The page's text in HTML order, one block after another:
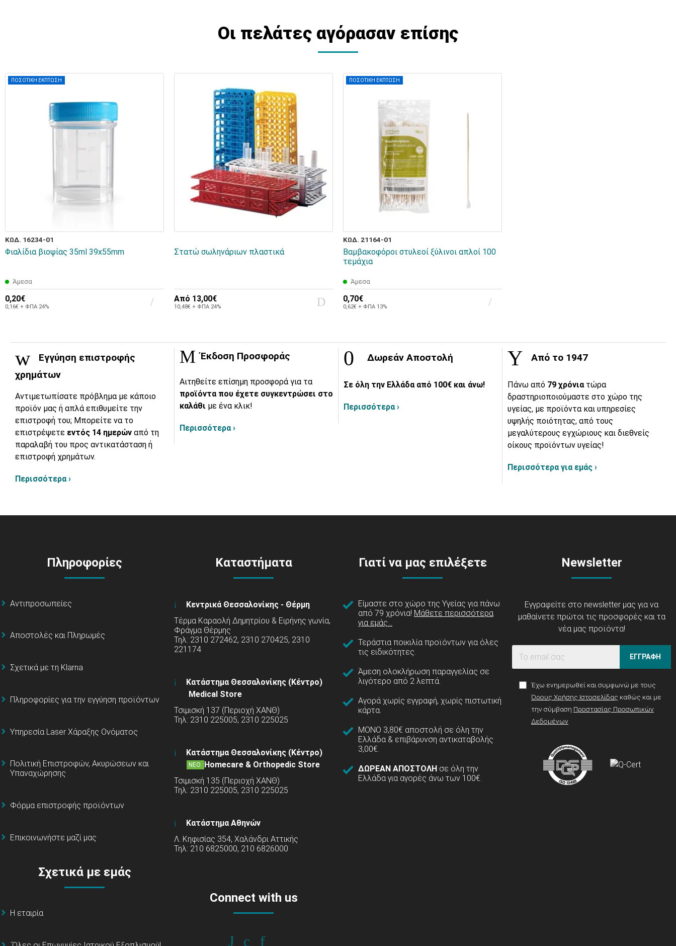
Οι πελάτες αγόρασαν επίσης
ΠΟΣΟΤΙΚΗ ΕΚΠΤΩΣΗ
ΚΩΔ. 16234-01
Φιαλίδια βιοψίας 35ml 39x55mm
Άμεσα
0,20€
0,16€ + ΦΠΑ 24%
Στατώ σωληνάριων πλαστικά
Από 13,00€
10,48€ + ΦΠΑ 24%
ΠΟΣΟΤΙΚΗ ΕΚΠΤΩΣΗ
ΚΩΔ. 21164-01
Βαμβακοφόροι στυλεοί ξύλινοι απλοί 100
τεμάχια
Άμεσα
0,70€
0,62€ + ΦΠΑ 13%
Εγγύηση επιστροφής
χρημάτων
Αντιμετωπίσατε πρόβλημα με κάποιο
προϊόν μας ή απλά επιθυμείτε την
επιστροφή του; Μπορείτε να το
επιστρέψετε εντός 14 ημερών από τη
παραλαβή του προς αντικατάσταση ή
επιστροφή χρημάτων.
Περισσότερα ›
Έκδοση Προσφοράς
Αιτηθείτε επίσημη προσφορά για τα
προϊόντα που έχετε συγκεντρώσει στο
καλάθι με ένα κλικ!
Περισσότερα ›
Δωρεάν Αποστολή
Σε όλη την Ελλάδα από 100€ και άνω!
Περισσότερα ›
Από το 1947
Πάνω από 79 χρόνια τώρα
δραστηριοποιούμαστε στο χώρο της
υγείας, με προϊόντα και υπηρεσίες
υψηλής ποιότητας, από τους
μεγαλύτερους εγχώριους και διεθνείς
οίκους προϊόντων υγείας!
Περισσότερα για εμάς ›
Πληροφορίες
Αντιπροσωπείες
Αποστολές και Πληρωμές
Σχετικά με τη Klarna
Πληροφορίες για την εγγύηση προϊόντων
Υπηρεσία Laser Χάραξης Ονόματος
Πολιτική Επιστροφών, Ακυρώσεων και
Υπαναχώρησης
Φόρμα επιστροφής προϊόντων
Επικοινωνήστε μαζί μας
Σχετικά με εμάς
Η εταιρία
Καταστήματα
Κεντρικά Θεσσαλονίκης - Θέρμη
Τέρμα Καραολή Δημητρίου & Ειρήνης γωνία,
Φράγμα Θέρμης
Τηλ: 2310 272462, 2310 270425, 2310
221174
Κατάστημα Θεσσαλονίκης (Κέντρο)
Medical Store
Τσιμισκή 137 (Περιοχή ΧΑΝΘ)
Τηλ: 2310 225005, 2310 225025
Κατάστημα Θεσσαλονίκης (Κέντρο)
ΝΕΟ
Homecare & Orthopedic Store
Τσιμισκή 135 (Περιοχή ΧΑΝΘ)
Τηλ: 2310 225005, 2310 225025
Κατάστημα Αθηνών
Λ. Κηφισίας 354, Χαλάνδρι Αττικής
Τηλ: 210 6825000, 210 6826000
Connect with us
Γιατί να μας επιλέξετε
Είμαστε στο χώρο της Υγείας για πάνω
από 79 χρόνια! Μάθετε περισσότερα
για εμάς...
Τεράστια ποικιλία προϊόντων για όλες
τις ειδικότητες.
Άμεση ολοκλήρωση παραγγελίας σε
λιγότερο από 2 λεπτά.
Αγορά χωρίς εγγραφή, χωρίς πιστωτική
κάρτα.
ΜΟΝΟ 3,80€ αποστολή σε όλη την
Ελλάδα & επιβάρυνση αντικαταβολής
3,00€.
ΔΩΡΕΑΝ ΑΠΟΣΤΟΛΗ σε όλη την
Ελλάδα για αγορές άνω των 100€.
Newsletter
Εγγραφείτε στο newsletter μας για να
μαθαίνετε πρώτοι τις προσφορές και τα
νέα μας προϊόντα!
ΕΓΓΡΑΦΗ
Έχω ενημερωθεί και συμφωνώ με τους
Όρους Χρήσης Ιστοσελίδας καθώς και με
την σύμβαση Προστασίας Προσωπικών
Δεδομένων